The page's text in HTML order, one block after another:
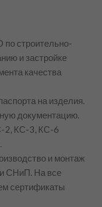
строительно-
и застройке
качества
на изделия.
документацию.
2, КС-3, КС-6
и монтаж
и СНиП. На все
сертификаты